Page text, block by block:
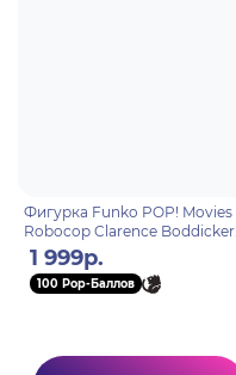
Фигурка Funko POP! Movies
Robocop Clarence Boddicker
(1637) 80793
1 999р.
100 Pop-Баллов